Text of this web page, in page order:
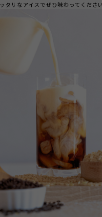
タリなアイスでぜひ味わってください